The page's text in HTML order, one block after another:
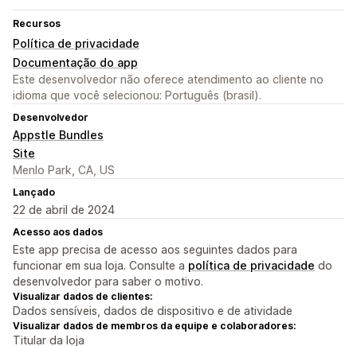
Recursos
Política de privacidade
Documentação do app
Este desenvolvedor não oferece atendimento ao cliente no
idioma que você selecionou: Português (brasil).
Desenvolvedor
Appstle Bundles
Site
Menlo Park, CA, US
Lançado
22 de abril de 2024
Acesso aos dados
Este app precisa de acesso aos seguintes dados para
funcionar em sua loja. Consulte a política de privacidade do
desenvolvedor para saber o motivo.
Visualizar dados de clientes:
Dados sensíveis, dados de dispositivo e de atividade
Visualizar dados de membros da equipe e colaboradores:
Titular da loja